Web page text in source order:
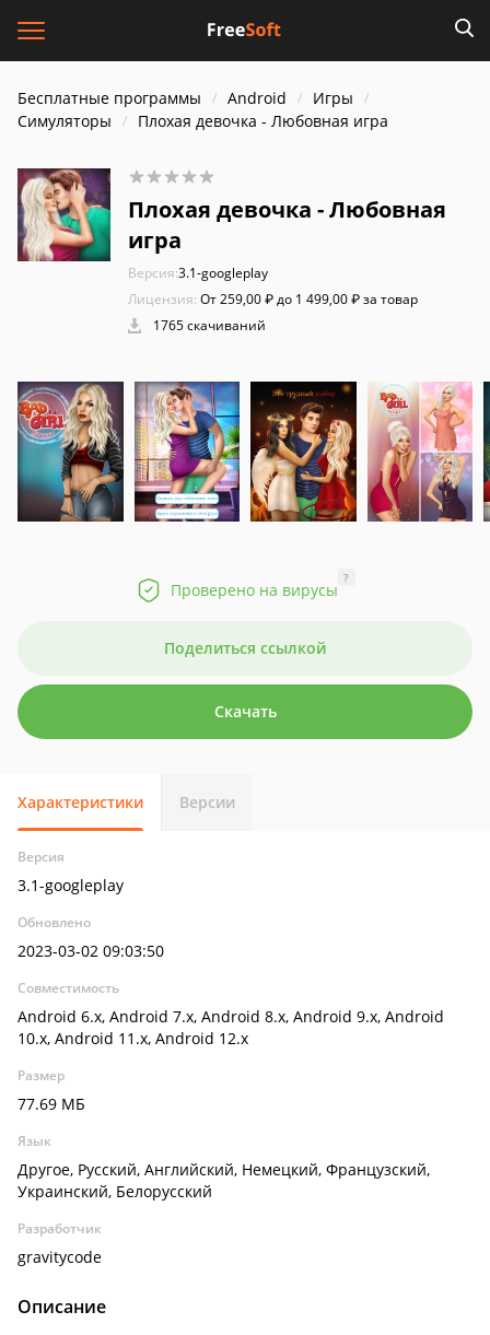
Бесплатные программы Android
Игры
Симуляторы
Плохая девочка - Любовная игра
Плохая девочка - Любовная
игра
Версия:3.1-googleplay
Лицензия: От 259,00 ₽ до 1 499,00 ₽ за товар
1765 скачиваний
Проверено на вирусы
?
Поделиться ссылкой
Скачать
Характеристики Версии
Версия
3.1-googleplay
Обновлено
2023-03-02 09:03:50
Совместимость
Android 6.x, Android 7.x, Android 8.x, Android 9.x, Android
10.x, Android 11.x, Android 12.x
Размер
77.69 МБ
Язык
Другое, Русский, Английский, Немецкий, Французский,
Украинский, Белорусский
Разработчик
gravitycode
Описание